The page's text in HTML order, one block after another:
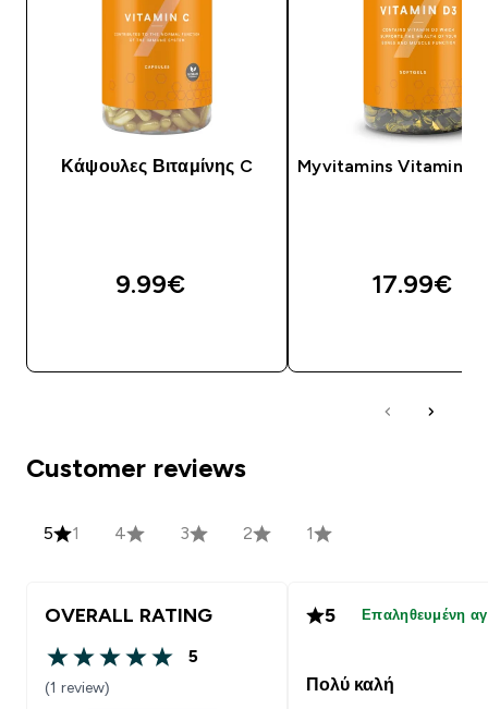
Κάψουλες Βιταμίνης C
9.99€‎
Myvitamins Vitamin
17.99€‎
Customer reviews
5 1 4 3 2 1
OVERALL RATING
5 out of 5 stars
5
(1 review)
5 Επαληθευμένη
Πολύ καλή